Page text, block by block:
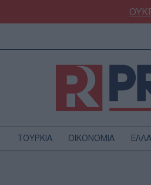
ΤΟΥΡΚΙΑ ΟΙΚΟΝΟΜΙΑ